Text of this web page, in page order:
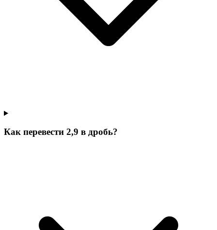
Как перевести 2,9 в дробь?